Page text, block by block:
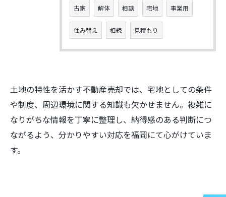
古家 解体 相談 宅地 事業用
住み替え 相続 見積もり
土地の特性を活かす不動産売却では、宅地としての条件
や制度、周辺環境に関する知識も欠かせません。複雑に
なりがちな情報を丁寧に整理し、納得感のある判断につ
ながるよう、分かりやすい対応を福岡にて心がけていま
す。